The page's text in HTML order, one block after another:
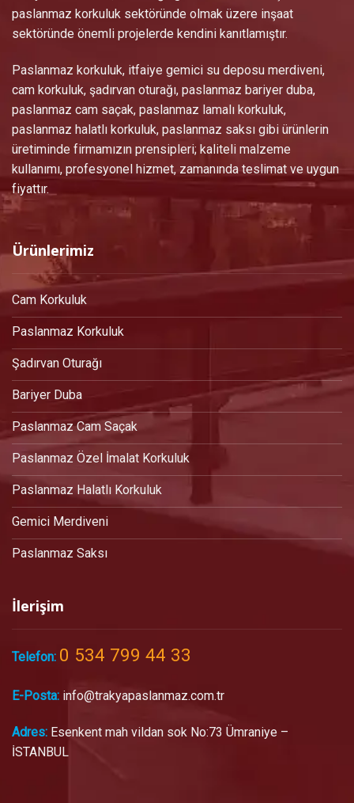
paslanmaz korkuluk sektöründe olmak üzere inşaat
sektöründe önemli projelerde kendini kanıtlamıştır.
Paslanmaz korkuluk, itfaiye gemici su deposu merdiveni,
cam korkuluk, şadırvan oturağı, paslanmaz bariyer duba,
paslanmaz cam saçak, paslanmaz lamalı korkuluk,
paslanmaz halatlı korkuluk, paslanmaz saksı gibi ürünlerin
üretiminde firmamızın prensipleri; kaliteli malzeme
kullanımı, profesyonel hizmet, zamanında teslimat ve uygun
fiyattır.
Ürünlerimiz
Cam Korkuluk
Paslanmaz Korkuluk
Şadırvan Oturağı
Bariyer Duba
Paslanmaz Cam Saçak
Paslanmaz Özel İmalat Korkuluk
Paslanmaz Halatlı Korkuluk
Gemici Merdiveni
Paslanmaz Saksı
İlerişim
Telefon: 0 534 799 44 33
E-Posta: info@trakyapaslanmaz.com.tr
Adres: Esenkent mah vildan sok No:73 Ümraniye –
İSTANBUL